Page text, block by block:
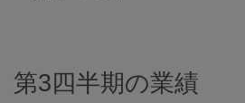
第3四半期の業績